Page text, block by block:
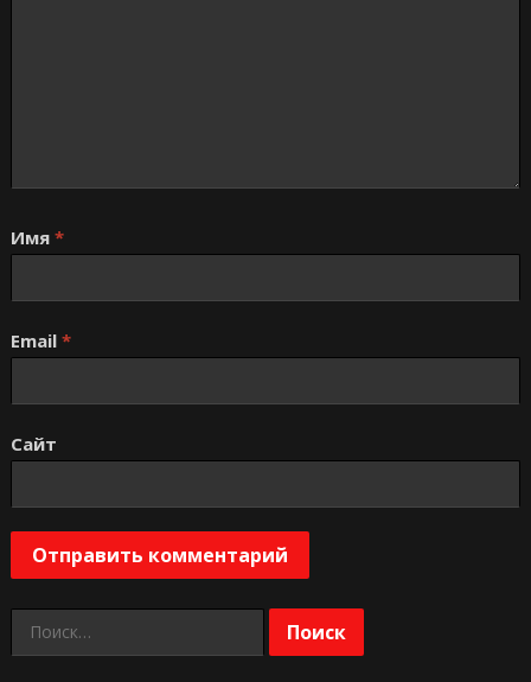
Имя *
Email *
Сайт
Найти: